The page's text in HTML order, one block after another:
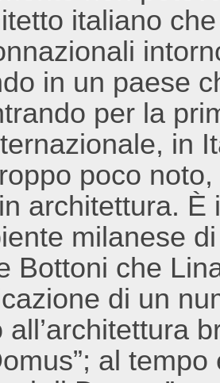
italiano
in un paese
per la
in
poco
architettura.
milanese
Bottoni che
di un
all’architettura
al